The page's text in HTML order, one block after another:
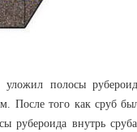
полосы
После того как сруб
рубероида внутрь